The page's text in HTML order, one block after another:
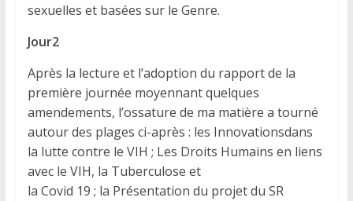
sexuelles et basées sur le Genre.
Jour2
Après la lecture et l’adoption du rapport de la
première journée moyennant quelques
amendements, l’ossature de ma matière a tourné
autour des plages ci-après : les Innovationsdans
la lutte contre le VIH ; Les Droits Humains en liens
avec le VIH, la Tuberculose et
la Covid 19 ; la Présentation du projet du SR